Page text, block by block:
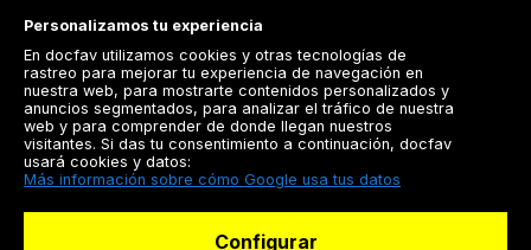
Registrarse
Docfav
Personalizamos tu experiencia
En docfav utilizamos cookies y otras tecnologías de
rastreo para mejorar tu experiencia de navegación en
nuestra web, para mostrarte contenidos personalizados y
anuncios segmentados, para analizar el tráfico de nuestra
web y para comprender de donde llegan nuestros
visitantes. Si das tu consentimiento a continuación, docfav
usará cookies y datos:
Más información sobre cómo Google usa tus datos
Configurar